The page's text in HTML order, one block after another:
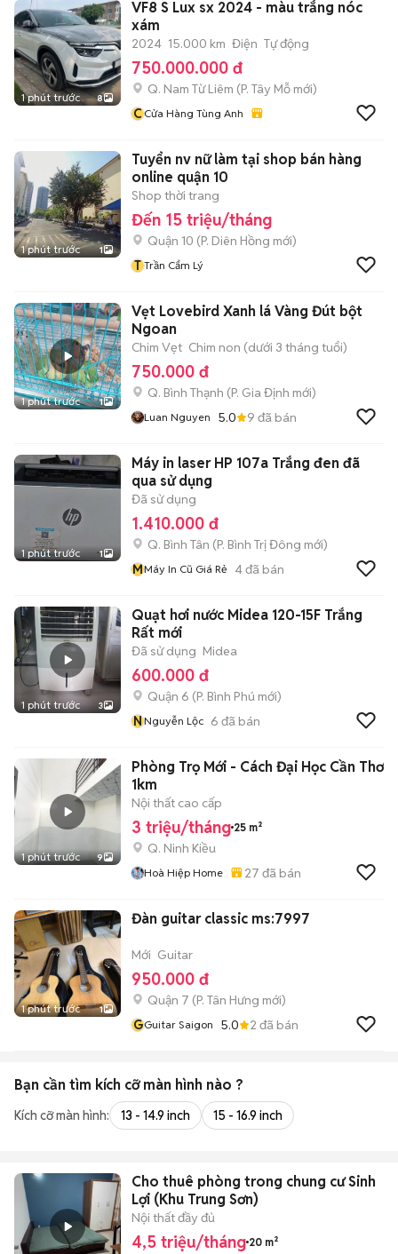
1 phút trước 8
VF8 S Lux sx 2024 - màu trắng nóc
xám
2024 15.000 km Điện Tự động
750.000.000 đ
Q. Nam Từ Liêm (P. Tây Mỗ mới)
CCửa Hàng Tùng Anh
1 phút trước 1
Tuyển nv nữ làm tại shop bán hàng
online quận 10
Shop thời trang
Đến 15 triệu/tháng
Quận 10 (P. Diên Hồng mới)
T Trần Cẩm Lý
1 phút trước 1
Vẹt Lovebird Xanh lá Vàng Đút bột
Ngoan
Chim Vẹt Chim non (dưới 3 tháng tuổi)
750.000 đ
Q. Bình Thạnh (P. Gia Định mới)
Luan Nguyen 5.0 9 đã bán
1 phút trước 1
Máy in laser HP 107a Trắng đen đã
qua sử dụng
Đã sử dụng
1.410.000 đ
Q. Bình Tân (P. Bình Trị Đông mới)
MMáy In Cũ Giá Rẻ 4đã bán
1 phút trước 3
Quạt hơi nước Midea 120-15F Trắng
Rất mới
Đã sử dụng Midea
600.000 đ
Quận 6 (P. Bình Phú mới)
NNguyễn Lộc 6 đã bán
1 phút trước 9
Phòng Trọ Mới - Cách Đại Học Cần Thơ
1km
Nội thất cao cấp
3 triệu/tháng 25 m²
Q. Ninh Kiều
Hoà Hiệp Home 27 đã bán
1 phút trước 1
Đàn guitar classic ms:7997
Mới Guitar
950.000 đ
Quận 7 (P. Tân Hưng mới)
GGuitar Saigon 5.0 2 đã bán
Bạn cần tìm kích cỡ màn hình nào ?
Kích cỡ màn hình: 13 - 14.9 inch 15 - 16.9 inch
Cho thuê phòng trong chung cư Sinh
Lợi (Khu Trung Sơn)
Nội thất đầy đủ
4,5 triệu/tháng 20 m²